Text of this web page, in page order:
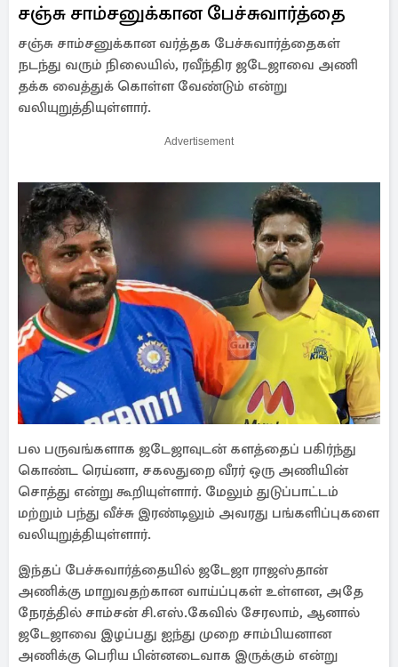
சஞ்சு சாம்சனுக்கான பேச்சுவார்த்தை
சஞ்சு சாம்சனுக்கான வர்த்தக பேச்சுவார்த்தைகள்
நடந்து வரும் நிலையில், ரவீந்திர ஜடேஜாவை அணி
தக்க வைத்துக் கொள்ள வேண்டும் என்று
வலியுறுத்தியுள்ளார்.
Advertisement
பல பருவங்களாக ஜடேஜாவுடன் களத்தைப் பகிர்ந்து
கொண்ட ரெய்னா, சகலதுறை வீரர் ஒரு அணியின்
சொத்து என்று கூறியுள்ளார். மேலும் துடுப்பாட்டம்
மற்றும் பந்து வீச்சு இரண்டிலும் அவரது பங்களிப்புகளை
வலியுறுத்தியுள்ளார்.
இந்தப் பேச்சுவார்த்தையில் ஜடேஜா ராஜஸ்தான்
அணிக்கு மாறுவதற்கான வாய்ப்புகள் உள்ளன, அதே
நேரத்தில் சாம்சன் சி.எஸ்.கேவில் சேரலாம், ஆனால்
ஜடேஜாவை இழப்பது ஐந்து முறை சாம்பியனான
அணிக்கு பெரிய பின்னடைவாக இருக்கும் என்று